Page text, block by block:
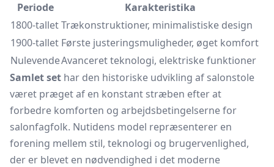
Periode
Karakteristika
1800-talletTrækonstruktioner, minimalistiske design
1900-tallet Første justeringsmuligheder, øget komfort
NulevendeAvanceret teknologi, elektriske funktioner
Samlet set har den historiske udvikling af salonstole
været præget af en konstant stræben efter at
forbedre komforten og arbejdsbetingelserne for
salonfagfolk. Nutidens model repræsenterer en
forening mellem stil, teknologi og brugervenlighed,
der er blevet en nødvendighed i det moderne